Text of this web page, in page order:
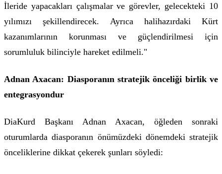
İleride yapacakları çalışmalar ve görevler, gelecekteki 10
yılımızı şekillendirecek. Ayrıca halihazırdaki Kürt
kazanımlarının korunması ve güçlendirilmesi için
sorumluluk bilinciyle hareket edilmeli."
Adnan Axacan: Diasporanın stratejik önceliği birlik ve
entegrasyondur
DiaKurd Başkanı Adnan Axacan, öğleden sonraki
oturumlarda diasporanın önümüzdeki dönemdeki stratejik
önceliklerine dikkat çekerek şunları söyledi: